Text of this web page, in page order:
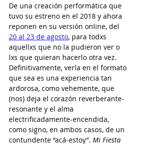
De una creación performática que
tuvo su estreno en el 2018 y ahora
reponen en su versión online, del
20 al 23 de agosto, para todxs
aquellxs que no la pudieron ver o
lxs que quieran hacerlo otra vez.
Definitivamente, verla en el formato
que sea es una experiencia tan
ardorosa, como vehemente, que
(nos) deja el corazón reverberante-
resonante y el alma
electrificadamente-encendida,
como signo, en ambos casos, de un
contundente “acá-estoy”. Mi Fiesta